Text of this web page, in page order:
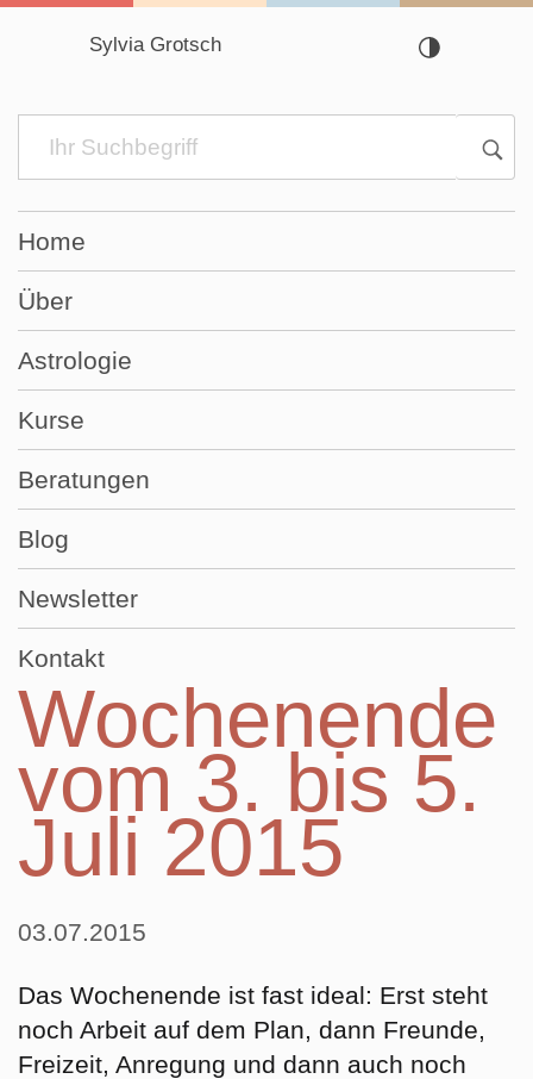
Sylvia Grotsch
Navigation
überspringen
Home
Über
Astrologie
Kurse
Beratungen
Blog
Newsletter
Kontakt
Wochenende
vom 3. bis 5.
Juli 2015
03.07.2015
Das Wochenende ist fast ideal: Erst steht
noch Arbeit auf dem Plan, dann Freunde,
Freizeit, Anregung und dann auch noch